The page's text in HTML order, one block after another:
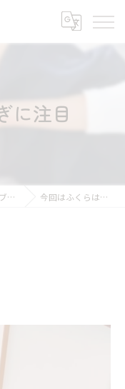
に注目
ブログ 今回はふくらはぎに注目